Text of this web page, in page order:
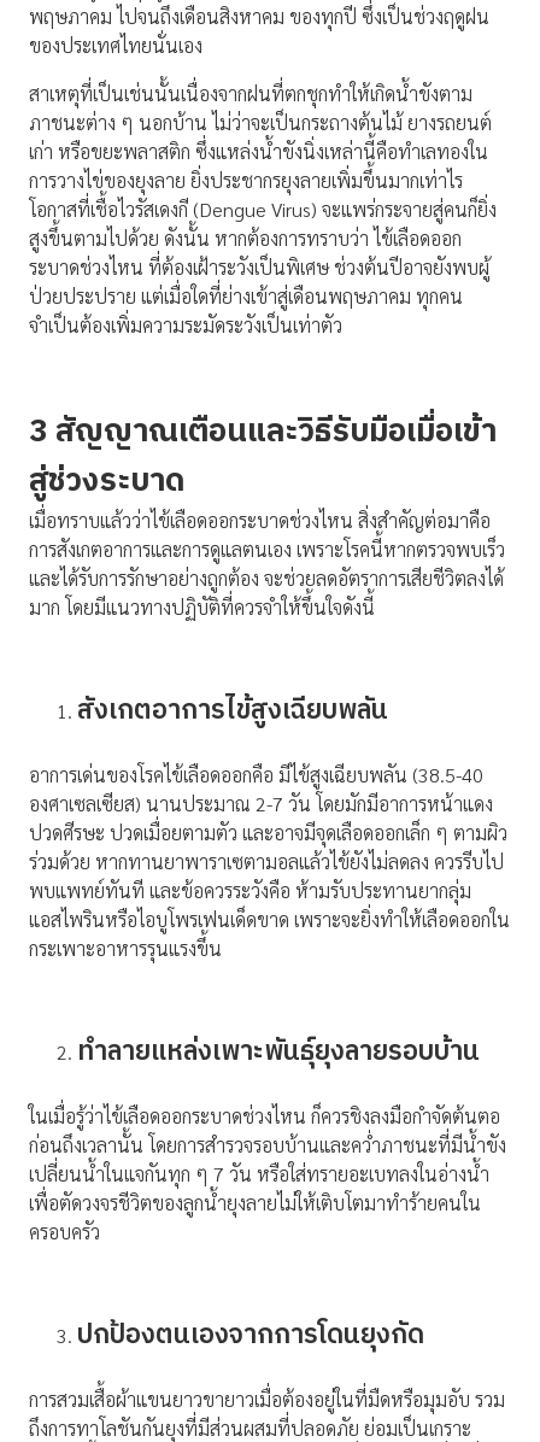
พฤษภาคม ไปจนถึงเดือนสิงหาคม ของทุกปี ซึ่งเป็นช่วงฤดูฝน
ของประเทศไทยนั่นเอง
สาเหตุที่เป็นเช่นนั้นเนื่องจากฝนที่ตกชุกทำให้เกิดน้ำขังตาม
ภาชนะต่าง ๆ นอกบ้าน ไม่ว่าจะเป็นกระถางต้นไม้ ยางรถยนต์
เก่า หรือขยะพลาสติก ซึ่งแหล่งน้ำขังนิ่งเหล่านี้คือทำเลทองใน
การวางไข่ของยุงลาย ยิ่งประชากรยุงลายเพิ่มขึ้นมากเท่าไร
โอกาสที่เชื้อไวรัสเดงกี (Dengue Virus) จะแพร่กระจายสู่คนก็ยิ่ง
สูงขึ้นตามไปด้วย ดังนั้น หากต้องการทราบว่า ไข้เลือดออก
ระบาดช่วงไหน ที่ต้องเฝ้าระวังเป็นพิเศษ ช่วงต้นปีอาจยังพบผู้
ป่วยประปราย แต่เมื่อใดที่ย่างเข้าสู่เดือนพฤษภาคม ทุกคน
จำเป็นต้องเพิ่มความระมัดระวังเป็นเท่าตัว
3 สัญญาณเตือนและวิธีรับมือเมื่อเข้า
สู่ช่วงระบาด
เมื่อทราบแล้วว่าไข้เลือดออกระบาดช่วงไหน สิ่งสำคัญต่อมาคือ
การสังเกตอาการและการดูแลตนเอง เพราะโรคนี้หากตรวจพบเร็ว
และได้รับการรักษาอย่างถูกต้อง จะช่วยลดอัตราการเสียชีวิตลงได้
มาก โดยมีแนวทางปฏิบัติที่ควรจำให้ขึ้นใจดังนี้
สังเกตอาการไข้สูงเฉียบพลัน
อาการเด่นของโรคไข้เลือดออกคือ มีไข้สูงเฉียบพลัน (38.5-40
องศาเซลเซียส) นานประมาณ 2-7 วัน โดยมักมีอาการหน้าแดง
ปวดศีรษะ ปวดเมื่อยตามตัว และอาจมีจุดเลือดออกเล็ก ๆ ตามผิว
ร่วมด้วย หากทานยาพาราเซตามอลแล้วไข้ยังไม่ลดลง ควรรีบไป
พบแพทย์ทันที และข้อควรระวังคือ ห้ามรับประทานยากลุ่ม
แอสไพรินหรือไอบูโพรเฟนเด็ดขาด เพราะจะยิ่งทำให้เลือดออกใน
กระเพาะอาหารรุนแรงขึ้น
ทำลายแหล่งเพาะพันธุ์ยุงลายรอบบ้าน
ในเมื่อรู้ว่าไข้เลือดออกระบาดช่วงไหน ก็ควรชิงลงมือกำจัดต้นตอ
ก่อนถึงเวลานั้น โดยการสำรวจรอบบ้านและคว่ำภาชนะที่มีน้ำขัง
เปลี่ยนน้ำในแจกันทุก ๆ 7 วัน หรือใส่ทรายอะเบทลงในอ่างน้ำ
เพื่อตัดวงจรชีวิตของลูกน้ำยุงลายไม่ให้เติบโตมาทำร้ายคนใน
ครอบครัว
ปกป้องตนเองจากการโดนยุงกัด
การสวมเสื้อผ้าแขนยาวขายาวเมื่อต้องอยู่ในที่มืดหรือมุมอับ รวม
ถึงการทาโลชันกันยุงที่มีส่วนผสมที่ปลอดภัย ย่อมเป็นเกราะ